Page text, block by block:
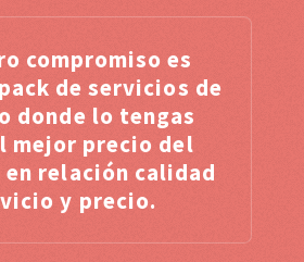
compromiso es
de servicios de
donde lo tengas
mejor precio del
en relación calidad
y precio.